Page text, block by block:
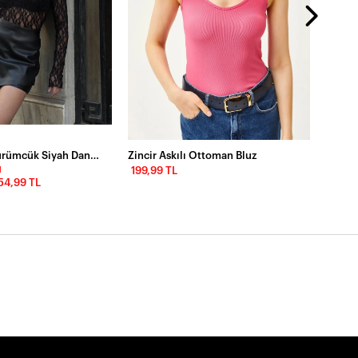
Balıkçı Yaka Bürümcük Siyah Dantel Bluz
TL
Zincir Askılı Ottoman Bluz
199,99 TL